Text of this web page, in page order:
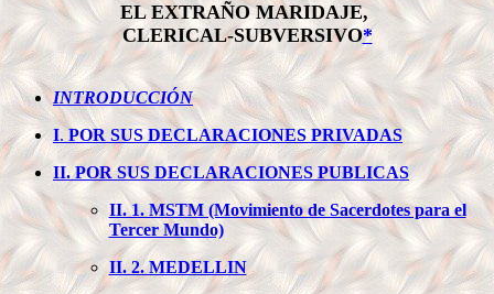
EL EXTRAÑO MARIDAJE,
CLERICAL-SUBVERSIVO*
INTRODUCCIÓN
I. POR SUS DECLARACIONES PRIVADAS
II. POR SUS DECLARACIONES PUBLICAS
II. 1. MSTM (Movimiento de Sacerdotes para el
Tercer Mundo)
II. 2. MEDELLIN